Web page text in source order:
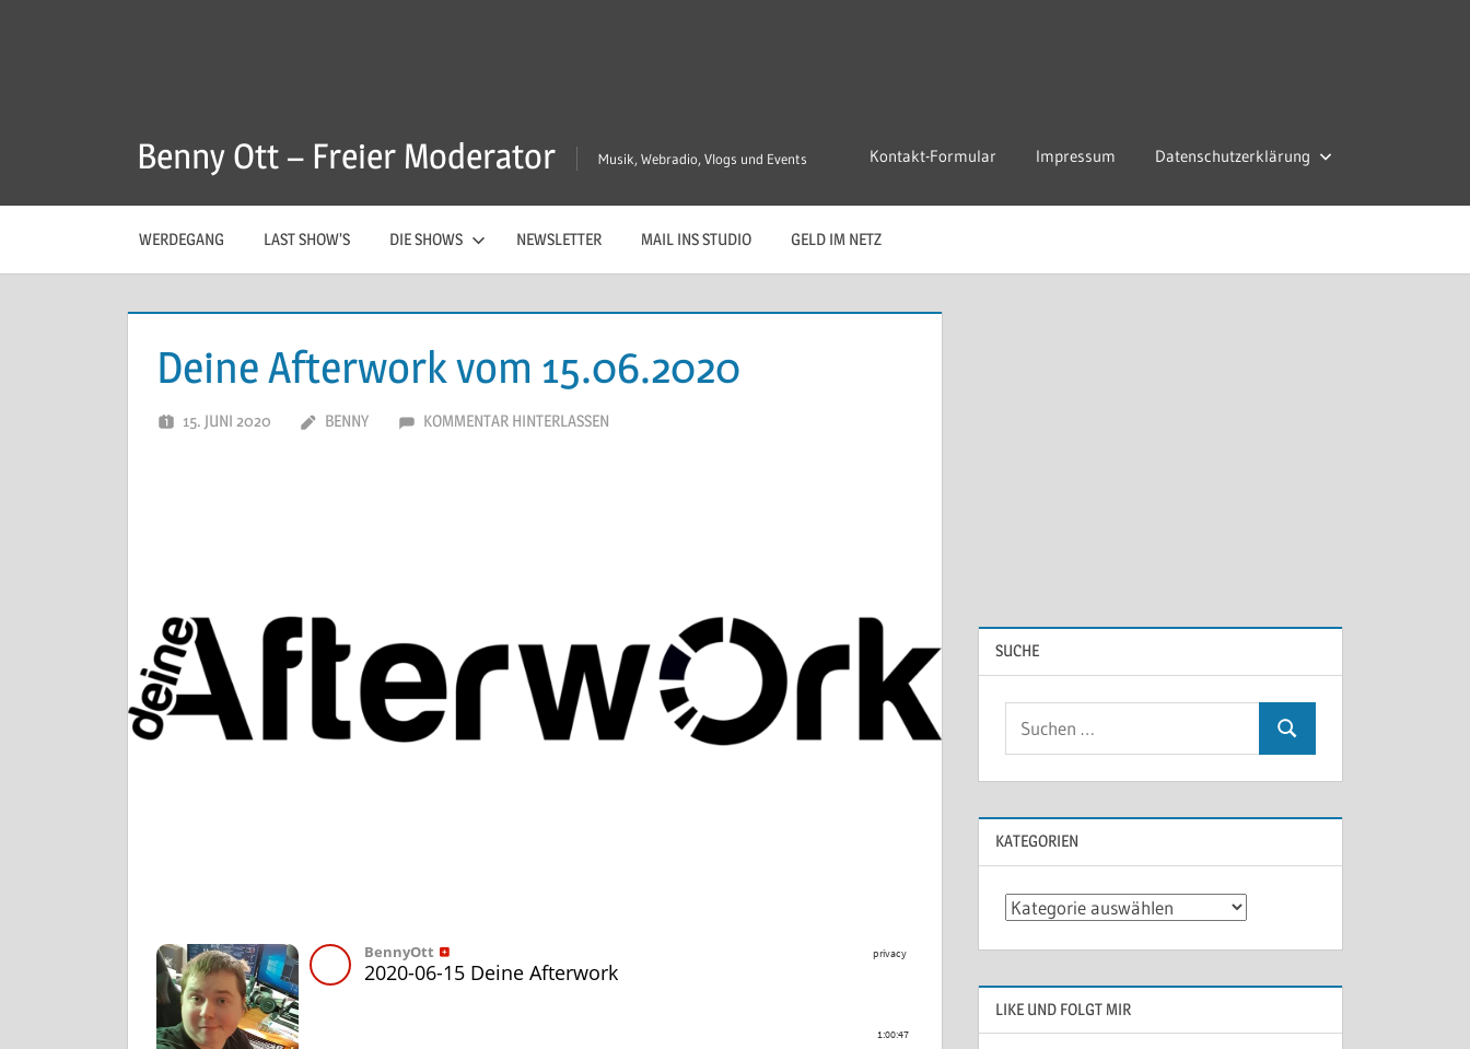
Benny Ott – Freier Moderator Musik, Webradio, Vlogs und Events Kontakt-Formular Impressum Datenschutzerklärung
WERDEGANG LAST SHOW’S DIE SHOWS NEWSLETTER MAIL INS STUDIO GELD IM NETZ
Deine Afterwork vom 15.06.2020
15. JUNI 2020 BENNY KOMMENTAR HINTERLASSEN
SUCHE
KATEGORIEN
Kategorien
LIKE UND FOLGT MIR